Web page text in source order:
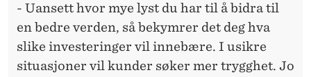
- Uansett hvor mye lyst du har til å bidra til
en bedre verden, så bekymrer det deg hva
slike investeringer vil innebære. I usikre
situasjoner vil kunder søker mer trygghet. Jo